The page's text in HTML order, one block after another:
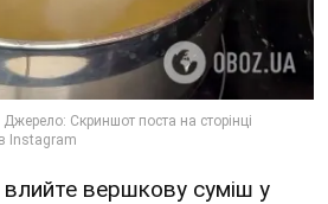
вершкову суміш у